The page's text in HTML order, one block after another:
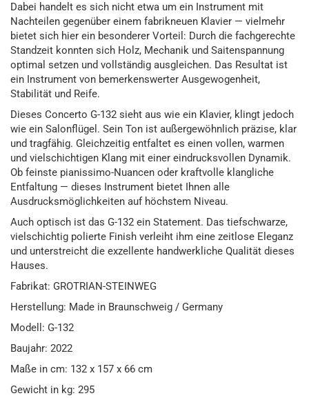
Dabei handelt es sich nicht etwa um ein Instrument mit
Nachteilen gegenüber einem fabrikneuen Klavier — vielmehr
bietet sich hier ein besonderer Vorteil: Durch die fachgerechte
Standzeit konnten sich Holz, Mechanik und Saitenspannung
optimal setzen und vollständig ausgleichen. Das Resultat ist
ein Instrument von bemerkenswerter Ausgewogenheit,
Stabilität und Reife.
Dieses Concerto G-132 sieht aus wie ein Klavier, klingt jedoch
wie ein Salonflügel. Sein Ton ist außergewöhnlich präzise, klar
und tragfähig. Gleichzeitig entfaltet es einen vollen, warmen
und vielschichtigen Klang mit einer eindrucksvollen Dynamik.
Ob feinste pianissimo-Nuancen oder kraftvolle klangliche
Entfaltung — dieses Instrument bietet Ihnen alle
Ausdrucksmöglichkeiten auf höchstem Niveau.
Auch optisch ist das G-132 ein Statement. Das tiefschwarze,
vielschichtig polierte Finish verleiht ihm eine zeitlose Eleganz
und unterstreicht die exzellente handwerkliche Qualität dieses
Hauses.
Fabrikat: GROTRIAN-STEINWEG
Herstellung: Made in Braunschweig / Germany
Modell: G-132
Baujahr: 2022
Maße in cm: 132 x 157 x 66 cm
Gewicht in kg: 295